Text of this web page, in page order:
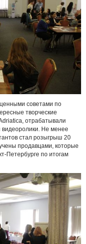
ценными советами по
творческие
отрабатывали
видеоролики. Не менее
стал розыгрыш 20
продавцами, которые
Петербурге по итогам